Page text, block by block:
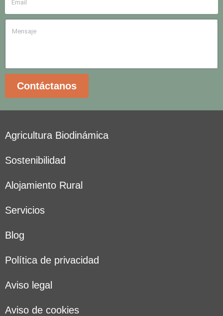
Contáctanos
Agricultura Biodinámica
Sostenibilidad
Alojamiento Rural
Servicios
Blog
Política de privacidad
Aviso legal
Aviso de cookies